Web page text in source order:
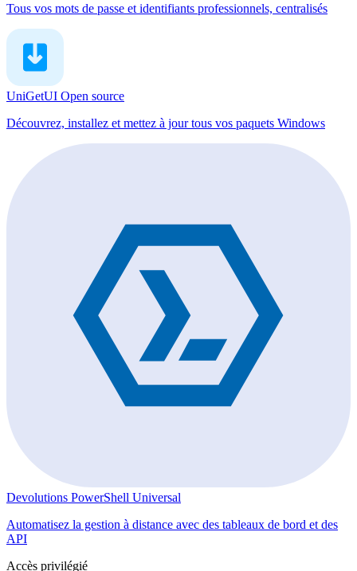
Tous vos mots de passe et identifiants professionnels, centralisés
UniGetUI Open source
Découvrez, installez et mettez à jour tous vos paquets Windows
Devolutions PowerShell Universal
Automatisez la gestion à distance avec des tableaux de bord et des
API
Accès privilégié